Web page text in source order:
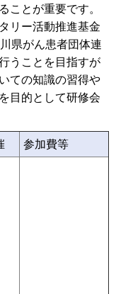
ことが重要です。
リー活動推進基金
県がん患者団体連
うことを目指すが
ての知識の習得や
目的として研修会
参加費等